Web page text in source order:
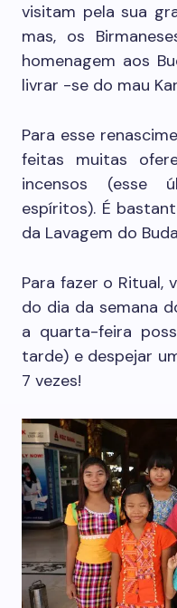
visitam pela sua
mas, os
homenagem aos
livrar -se do mau
Para esse
feitas muitas
incensos (esse
espíritos). É
da Lavagem do
Para fazer o Ritual,
do dia da semana
a quarta-feira
tarde) e despejar
7 vezes!